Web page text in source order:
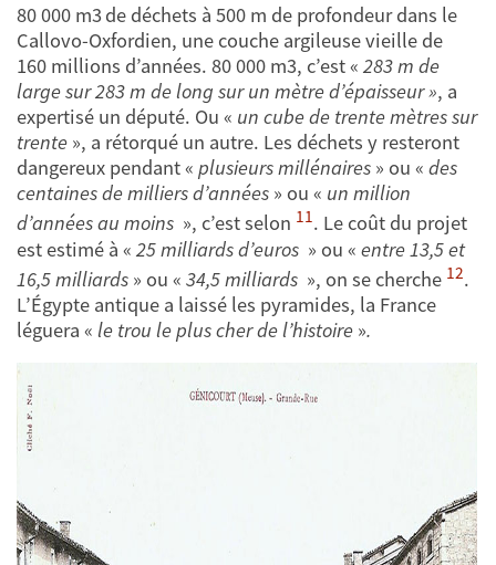
80 000 m3de déchets à 500 m de profondeur dans le
Callovo-Oxfordien, une couche argileuse vieille de
160 millions d’années. 80 000 m3, c’est « 283 m de
large sur 283 m de long sur un mètre d’épaisseur », a
expertisé un député. Ou « un cube de trente mètres sur
trente », a rétorqué un autre. Les déchets y resteront
dangereux pendant « plusieurs millénaires » ou « des
centaines de milliers d’années » ou « un million
d’années au moins », c’est selon 11. Le coût du projet
est estimé à « 25 milliards d’euros » ou « entre 13,5 et
16,5 milliards » ou « 34,5 milliards », on se cherche 12.
L’Égypte antique a laissé les pyramides, la France
léguera « le trou le plus cher de l’histoire ».